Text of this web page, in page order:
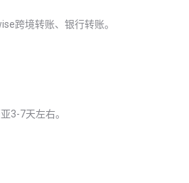
跨境转账、银行转账。
3-7天左右。